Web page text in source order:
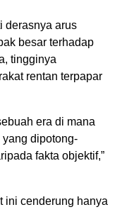
derasnya arus
besar terhadap
tingginya
rentan terpapar
era di mana
dipotong-
fakta objektif,”
ini cenderung hanya